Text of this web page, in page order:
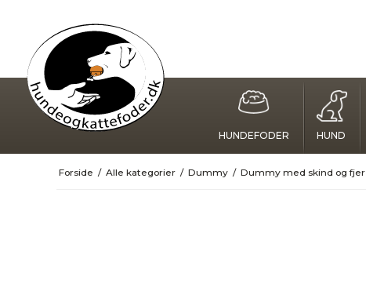
HUNDEFODER HUND
Forside / Alle kategorier / Dummy / Dummy med skind og fjer